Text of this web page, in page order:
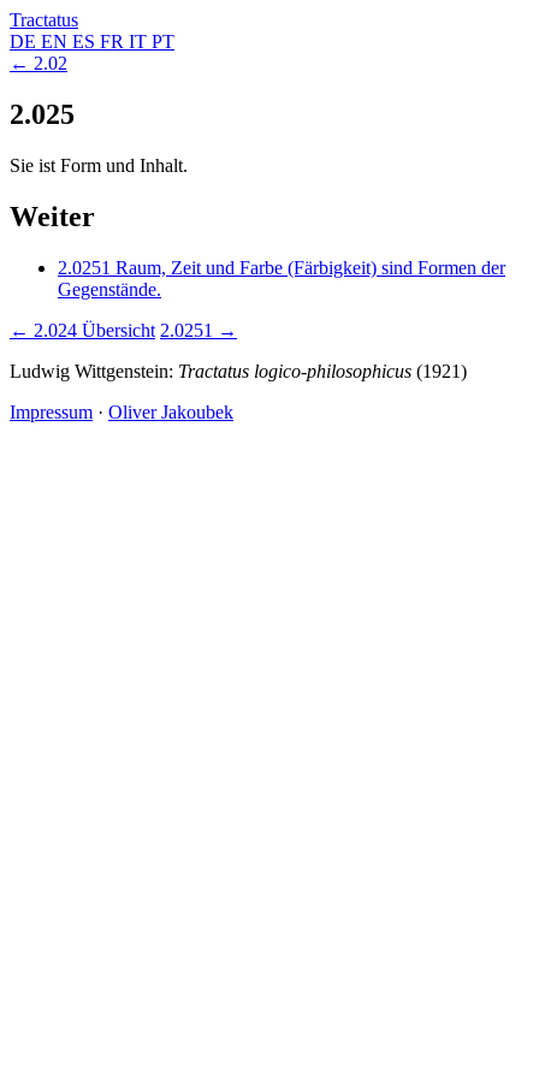
Tractatus
DE EN ES FR IT PT
← 2.02
2.025
Sie ist Form und Inhalt.
Weiter
2.0251 Raum, Zeit und Farbe (Färbigkeit) sind Formen der
Gegenstände.
← 2.024 Übersicht 2.0251 →
Ludwig Wittgenstein: Tractatus logico-philosophicus (1921)
Impressum · Oliver Jakoubek